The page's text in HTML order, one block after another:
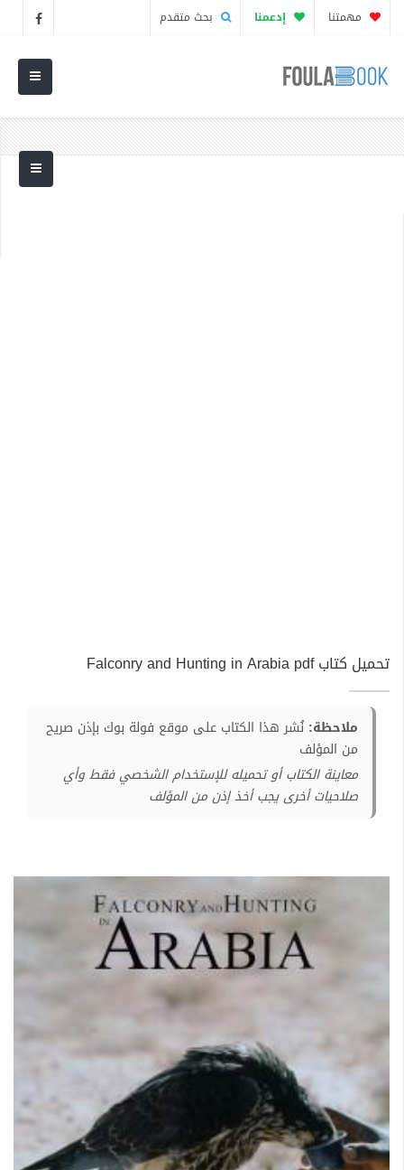
مهمتنا إدعمنا بحث متقدم
تحميل كتاب Falconry and Hunting in Arabia pdf
ملاحظة: نُشر هذا الكتاب على موقع فولة بوك بإذن صريح
من المؤلف
معاينة الكتاب أو تحميله للإستخدام الشخصي فقط وأي
صلاحيات أخرى يجب أخذ إذن من المؤلف